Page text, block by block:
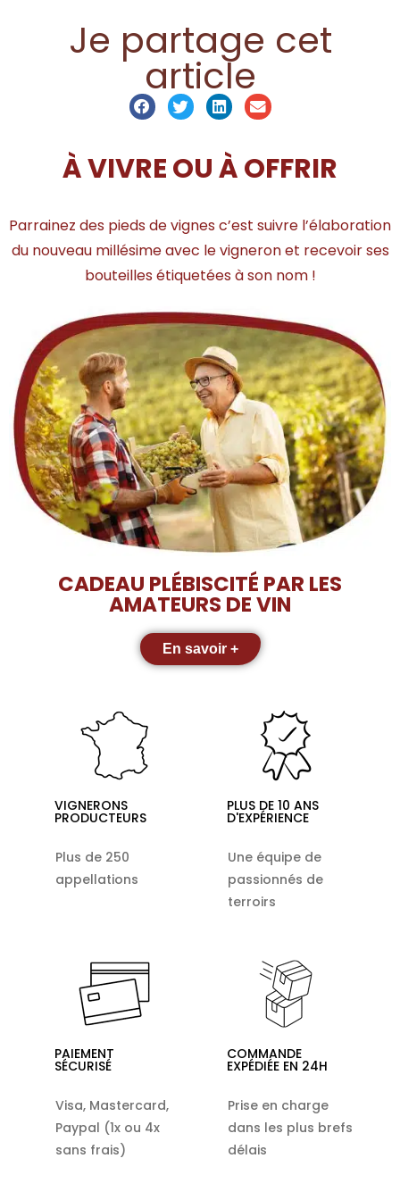
Je partage cet
article
À VIVRE OU À OFFRIR
Parrainez des pieds de vignes c’est suivre l’élaboration
du nouveau millésime avec le vigneron et recevoir ses
bouteilles étiquetées à son nom !
CADEAU PLÉBISCITÉ PAR LES
AMATEURS DE VIN
En savoir +
VIGNERONS
PRODUCTEURS
Plus de 250
appellations
PLUS DE 10 ANS
D'EXPÉRIENCE
Une équipe de
passionnés de
terroirs
PAIEMENT
SÉCURISÉ
Visa, Mastercard,
Paypal (1x ou 4x
sans frais)
COMMANDE
EXPÉDIÉE EN 24H
Prise en charge
dans les plus brefs
délais